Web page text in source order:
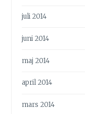
juli 2014
juni 2014
maj 2014
april 2014
mars 2014